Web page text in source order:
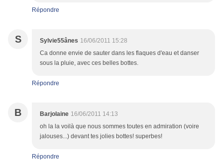
Répondre
S Sylvie55ânes 16/06/2011 15:28
Ca donne envie de sauter dans les flaques d'eau et danser
sous la pluie, avec ces belles bottes.
Répondre
B Barjolaine 16/06/2011 14:13
oh la la voilà que nous sommes toutes en admiration (voire
jalouses...) devant tes jolies bottes! superbes!
Répondre